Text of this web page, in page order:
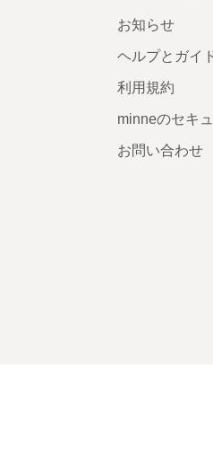
お知らせ
ヘルプとガイ
利用規約
minneのセキ
お問い合わせ